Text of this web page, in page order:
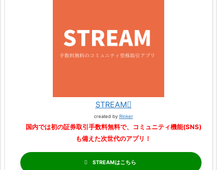
STREAM
created by Rinker
国内では初の証券取引手数料無料で、コミュニティ機能(SNS)
も備えた次世代のアプリ！
STREAM